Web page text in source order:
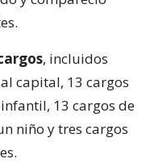
, incluidos
capital, 13 cargos
13 cargos de
niño y tres cargos